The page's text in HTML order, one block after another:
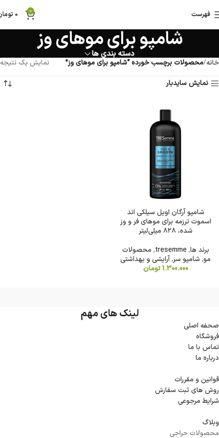
فهرست 0
0
شامپو برای موهای وز
دسته بندی ها
خانه محصولات برچسب خورده “شامپو برای موهای وز”
نمایش یک نتیجه
نمایش سایدبار
شامپو آرگان اویل سیلکی اند
اسموت ترزمه برای موهای فر و وز
شده، ۸۲۸ میلی‌لیتر
برند ها,
tresemme
, محصولات
مو, شامپو سر,آرایشی و بهداشتی
1.300.000 تومان
لینک های مهم
صحفه اصلی
فروشگاه
تماس با ما
درباره ما
قوانین و مقررات
روش های ثبت سفارش
شرایط مرجوعی
وبلاگ
محصولات حراجی